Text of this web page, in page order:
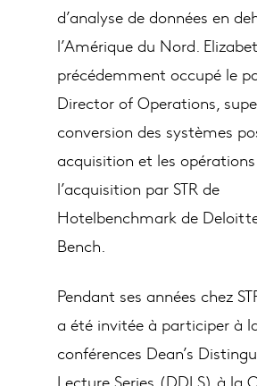
d’analyse de données en
l’Amérique du Nord.
précédemment occupé le
Director of Operations,
conversion des systèmes
acquisition et les
l’acquisition par STR de
Hotelbenchmark de
Bench.
Pendant ses années chez
a été invitée à participer à
conférences Dean’s
Lecture Series (DDLS) à la